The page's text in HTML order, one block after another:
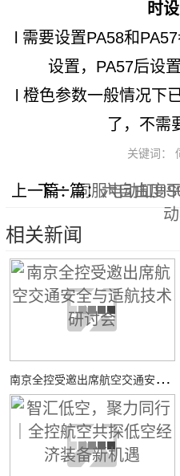
时设
l 需要设置PA58和
设置，PA57后设
l 橙色参数一般情况下
了，不需
关键词：
上一篇：伺服电动缸
下一篇：六自由度
相关新闻
南
京全控受邀出席航空交通安全与适航技术研讨会